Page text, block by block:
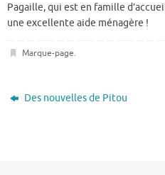
Pagaille, qui est en famille
une excellente aide ménagère !
Marque-page.
Des nouvelles de Pitou